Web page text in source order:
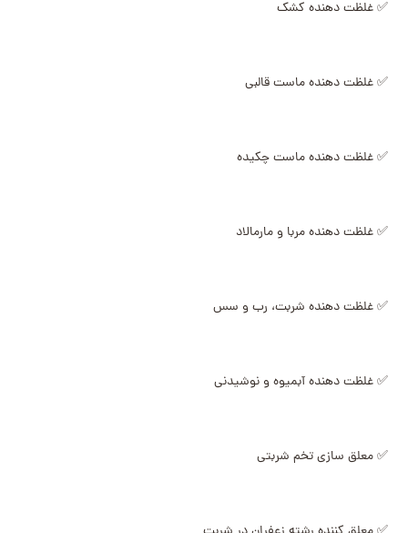
✅ غلظت دهنده کشک
✅ غلظت دهنده ماست قالبی
✅ غلظت دهنده ماست چکیده
✅ غلظت دهنده مربا و مارمالاد
✅ غلظت دهنده شربت، رب و سس
✅ غلظت دهنده آبمیوه و نوشیدنی
✅ معلق سازی تخم شربتی